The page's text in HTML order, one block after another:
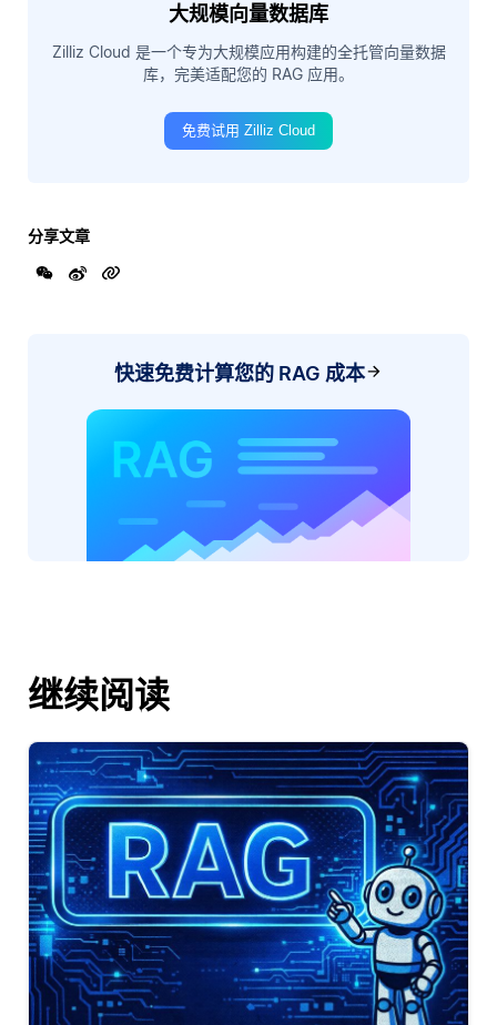
大规模向量数据库
Zilliz Cloud 是一个专为大规模应用构建的全托管向量数据
库，完美适配您的 RAG 应用。
免费试用 Zilliz Cloud
分享文章
快速免费计算您的 RAG 成本
继续阅读